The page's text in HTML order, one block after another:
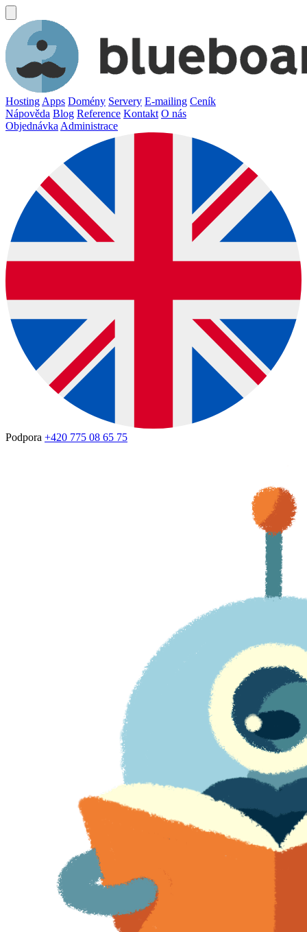
Hosting Apps Domény Servery E-mailing Ceník
Nápověda Blog Reference Kontakt O nás
Objednávka Administrace
Podpora +420 775 08 65 75